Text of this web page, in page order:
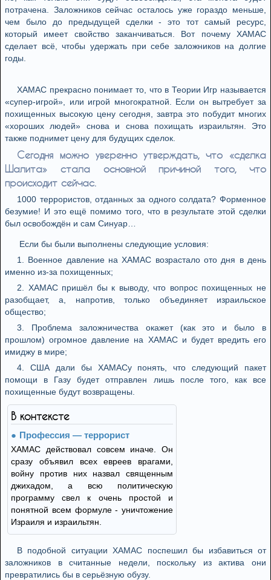
потрачена. Заложников сейчас осталось уже гораздо меньше,
чем было до предыдущей сделки - это тот самый ресурс,
который имеет свойство заканчиваться. Вот почему ХАМАС
сделает всё, чтобы удержать при себе заложников на долгие
годы.
ХАМАС прекрасно понимает то, что в Теории Игр называется
«супер-игрой», или игрой многократной. Если он вытребует за
похищенных высокую цену сегодня, завтра это побудит многих
«хороших людей» снова и снова похищать израильтян. Это
также поднимет цену для будущих сделок.
Сегодня можно уверенно утверждать, что «сделка
Шалита» стала основной причиной того, что
происходит сейчас.
1000 террористов, отданных за одного солдата? Форменное
безумие! И это ещё помимо того, что в результате этой сделки
был освобождён и сам Синуар…
Если бы были выполнены следующие условия:
1. Военное давление на ХАМАС возрастало ото дня в день
именно из-за похищенных;
2. ХАМАС пришёл бы к выводу, что вопрос похищенных не
разобщает, а, напротив, только объединяет израильское
общество;
3. Проблема заложничества окажет (как это и было в
прошлом) огромное давление на ХАМАС и будет вредить его
имиджу в мире;
4. США дали бы ХАМАСу понять, что следующий пакет
помощи в Газу будет отправлен лишь после того, как все
похищенные будут возвращены.
В контексте
Профессия — террорист
ХАМАС действовал совсем иначе. Он
сразу объявил всех евреев врагами,
войну против них назвал священным
джихадом, а всю политическую
программу свел к очень простой и
понятной всем формуле - уничтожение
Израиля и израильтян.
В подобной ситуации ХАМАС поспешил бы избавиться от
заложников в считанные недели, поскольку из актива они
превратились бы в серьёзную обузу.